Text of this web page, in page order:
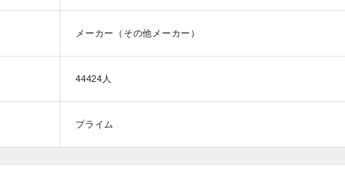
メーカー（その他メーカー）
44424人
プライム